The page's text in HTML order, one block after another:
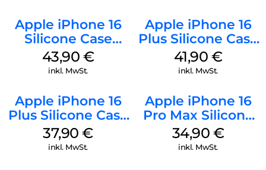
Apple iPhone 16
Silicone Case
MagSafe Plum
43,90 €
inkl. MwSt.
Apple iPhone 16
Plus Silicone Case
MagSafe Stone
Gray
41,90 €
inkl. MwSt.
Apple iPhone 16
Plus Silicone Case
MagSafe Lake
Green
37,90€
inkl. MwSt.
Apple iPhone 16
Pro Max Silicone
Case MagSafe
Denim
34,90 €
inkl. MwSt.